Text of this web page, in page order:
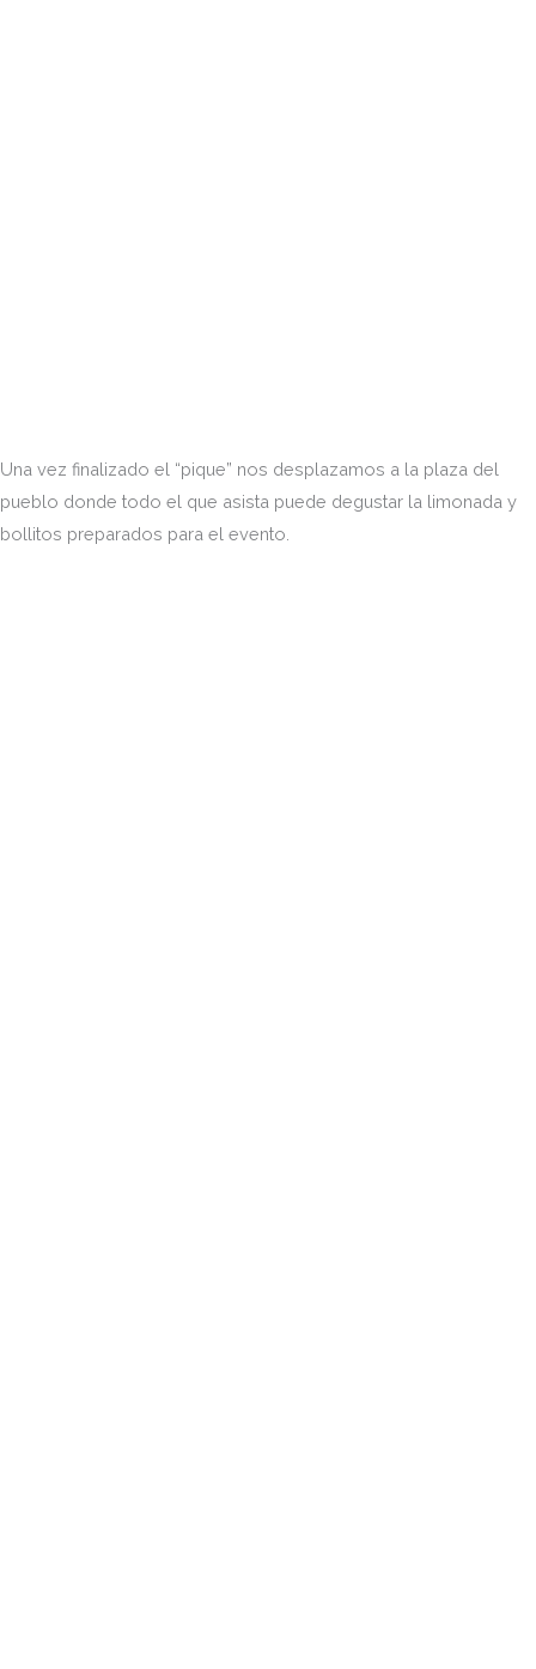
Una vez finalizado el “pique” nos desplazamos a la plaza del
pueblo donde todo el que asista puede degustar la limonada y
bollitos preparados para el evento.